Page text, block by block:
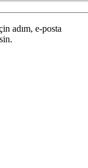
adım, e-posta